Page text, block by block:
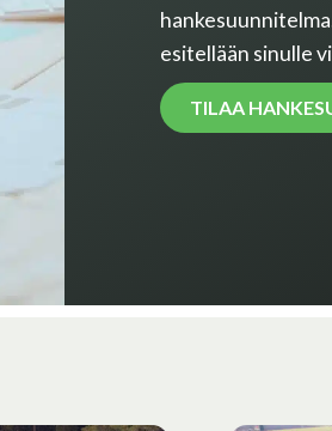
esitellään sinulle
TILAA